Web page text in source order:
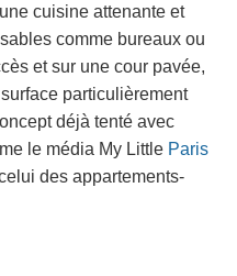
cuisine attenante et
comme bureaux ou
et sur une cour pavée,
particulièrement
déjà tenté avec
le média My Little Paris
des appartements-